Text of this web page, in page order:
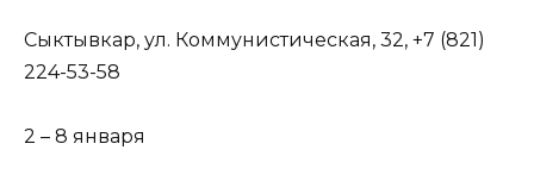
Сыктывкар, ул. Коммунистическая, 32, +7 (821)
224-53-58
2 – 8 января